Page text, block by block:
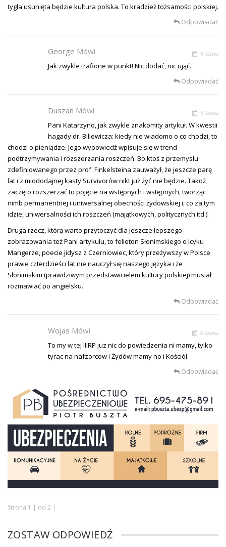
tygla usunięta będzie kultura polska. To kradzież tożsamości polskiej.
Odpowiadać
George Mówi % temu
Jak zwykle trafione w punkt! Nic dodać, nic ująć.
Odpowiadać
Duszan Mówi % temu
Pani Katarzyno, jak zwykle znakomity artykuł. W kwestii
hagady dr. Billewicza: kiedy nie wiadomo o co chodzi, to
chodzi o pieniądze. Jego wypowiedź wpisuje się w trend
podtrzymywania i rozszerzania roszczeń. Bo ktoś z przemysłu
zdefiniowanego przez prof. Finkelsteina zauważył, że jeszcze parę
lat i z miododajnej kasty Survivorów nikt już żyć nie będzie. Takoż
zaczęto rozszerzać to pojęcie na wstępnych i wstępnych, tworząc
nimb permanentnej i uniwersalnej obecności żydowskiej i, co za tym
idzie, uniwersalności ich roszczeń (majątkowych, politycznych itd.).
Druga rzecz, którą warto przytoczyć dla jeszcze lepszego
zobrazowania też Pani artykułu, to felieton Słonimskiego o Icyku
Mangerze, poecie jidysz z Czerniowiec, który przeżywszy w Polsce
prawie czterdzieści lat nie nauczył się naszego języka i że
Słonimskim (prawdziwym przedstawicielem kultury polskiej) musiał
rozmawiać po angielsku.
Odpowiadać
Wojas Mówi % temu
To my w tej IIIRP juz nic do powiedzenia ni mamy, tylko
tyrac na nafzorcow i Żydów mamy no i Kościół.
Odpowiadać
Strona 1 | od 2 |
ZOSTAW ODPOWIEDŹ